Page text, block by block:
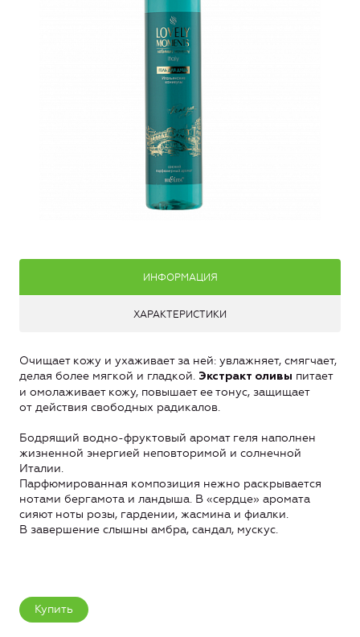
ИНФОРМАЦИЯ
ХАРАКТЕРИСТИКИ
Очищает кожу и ухаживает за ней: увлажняет, смягчает,
делая более мягкой и гладкой. Экстракт оливы питает
и омолаживает кожу, повышает ее тонус, защищает
от действия свободных радикалов.
Бодрящий водно-фруктовый аромат геля наполнен
жизненной энергией неповторимой и солнечной
Италии.
Парфюмированная композиция нежно раскрывается
нотами бергамота и ландыша. В «сердце» аромата
сияют ноты розы, гардении, жасмина и фиалки.
В завершение слышны амбра, сандал, мускус.
Купить